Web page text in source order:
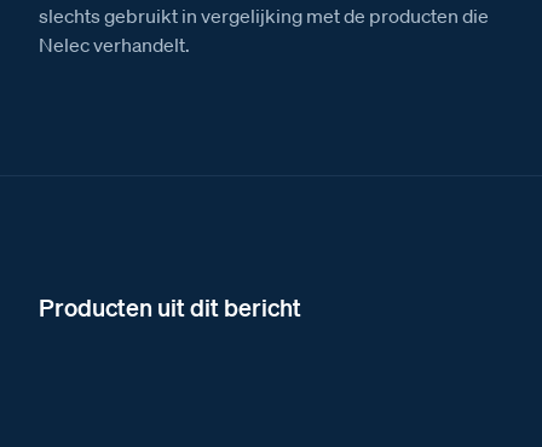
slechts gebruikt in vergelijking met de producten die
Nelec verhandelt.
Producten uit dit bericht